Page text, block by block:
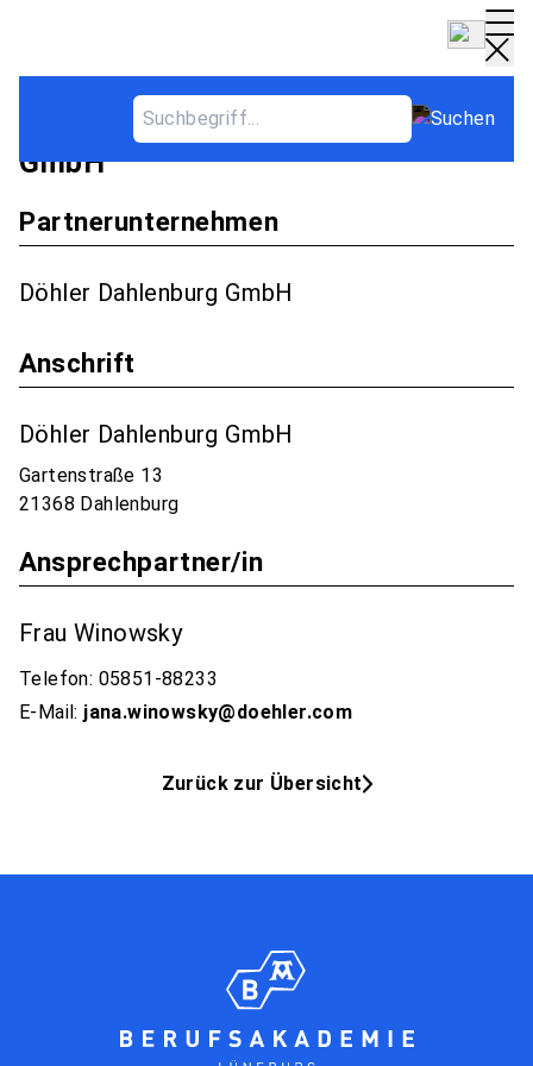
Partnerbetrieb - Döhler Dahlenburg
GmbH
Partnerunternehmen
Döhler Dahlenburg GmbH
Anschrift
Döhler Dahlenburg GmbH
Gartenstraße 13
21368 Dahlenburg
Ansprechpartner/in
Frau Winowsky
Telefon: 05851-88233
E-Mail: jana.winowsky@doehler.com
Zurück zur Übersicht